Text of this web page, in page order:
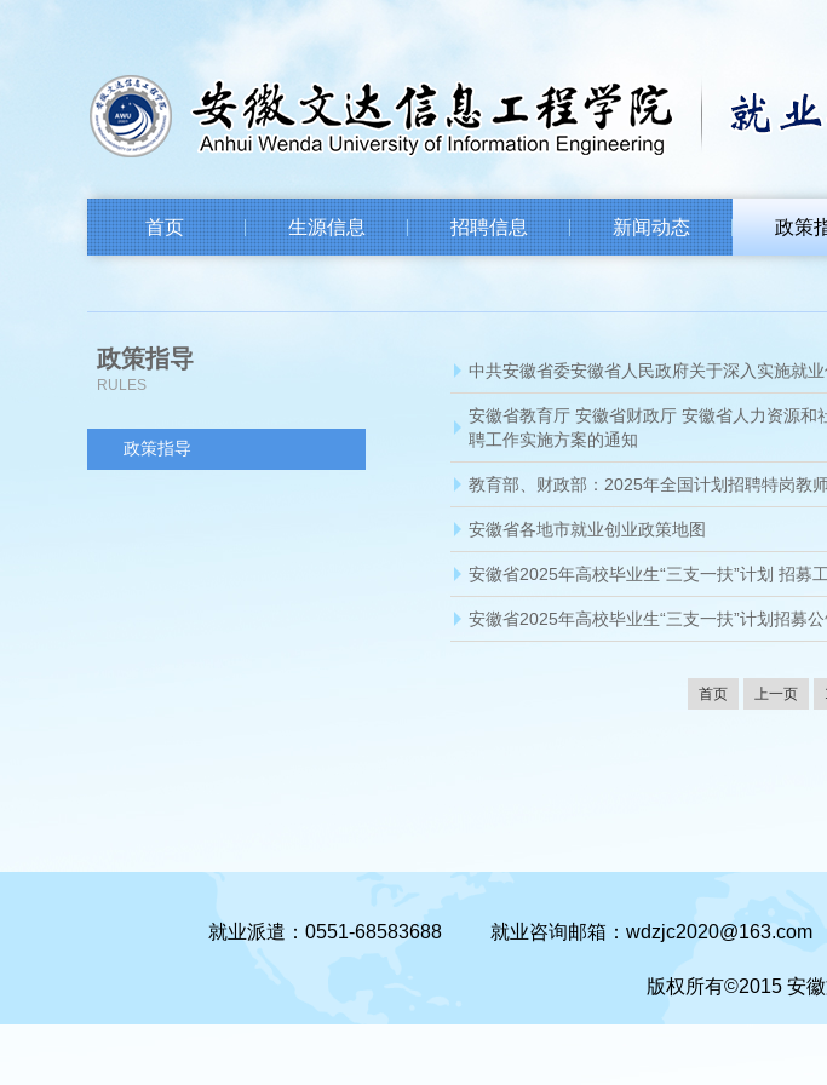
首页 生源信息 招聘信息 新闻动态 政策
政策指导
RULES
政策指导
中共安徽省委安徽省人民政府关于深入实施就
安徽省教育厅 安徽省财政厅 安徽省人力资源
聘工作实施方案的通知
教育部、财政部：2025年全国计划招聘特岗教
安徽省各地市就业创业政策地图
安徽省2025年高校毕业生“三支一扶”计划 招募
安徽省2025年高校毕业生“三支一扶”计划招募
首页 上一页
就业派遣：0551-68583688 就业咨询邮箱：wdzjc2020@163.com
版权所有©2015 安